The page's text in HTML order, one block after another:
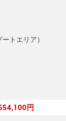
トエリア）
円